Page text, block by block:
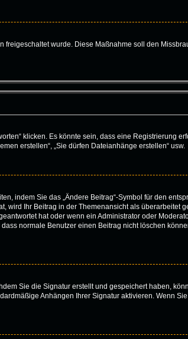
wurde. Diese Maßnahme soll den
klicken. Es könnte sein, dass eine Registrierung
erstellen“, „Sie dürfen Dateianhänge erstellen“ usw.
indem Sie das „Ändere Beitrag“-Symbol für den
wird Ihr Beitrag in der Themenansicht als überarbeitet
hat oder wenn ein Administrator oder
normale Benutzer einen Beitrag nicht löschen
Sie die Signatur erstellt und gespeichert haben,
Anhängen Ihrer Signatur aktivieren. Wenn